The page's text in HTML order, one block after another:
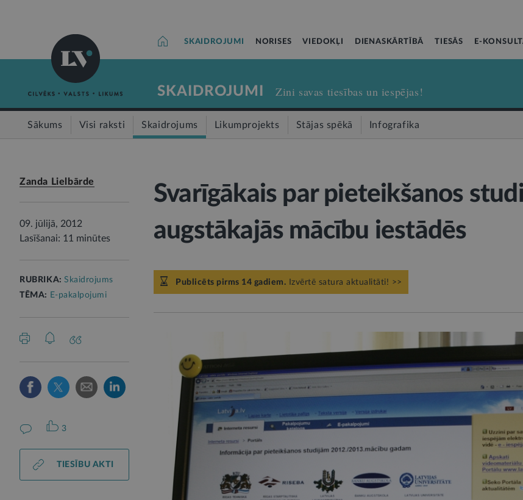
SKAIDROJUMI NORISES VIEDOKĻI DIENASKĀRTĪBĀ TIESĀS E-
SKAIDROJUMI Zini savas tiesības un iespējas!
Sākums Visi raksti Skaidrojums Likumprojekts Stājas spēkā Infografika
Zanda Lielbārde
09. jūlijā, 2012
Lasīšanai: 11 minūtes
RUBRIKA:Skaidrojums
TĒMA: E-pakalpojumi
3
TIESĪBU AKTI
Svarīgākais par pieteikšanos
augstākajās mācību iestādēs
Publicēts pirms 14 gadiem. Izvērtē satura aktualitāti! >>